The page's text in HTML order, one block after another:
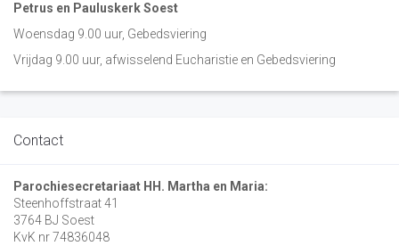
Petrus en Pauluskerk Soest
Woensdag 9.00 uur, Gebedsviering
Vrijdag 9.00 uur, afwisselend Eucharistie en Gebedsviering
Contact
Parochiesecretariaat HH. Martha en Maria:
Steenhoffstraat 41
3764 BJ Soest
KvK nr 74836048